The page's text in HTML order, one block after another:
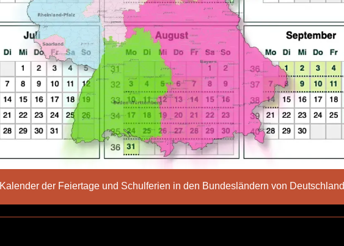
Kalender der Feiertage und Schulferien in den Bundesländern von Deutschland